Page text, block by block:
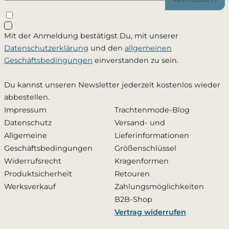
Ja, ich möchte - jederzeit widerruflich - per Mail
informiert werden, sobald dieses Produkt wieder
verfügbar ist. Meine Mailadresse wird ausschließlich
weitergegeben. DieDatenschutzerklärunghabe ich
zur Kenntnis genommen.
Rabatt erhalten
Benachrichtigung aktivieren
Mit der Anmeldung bestätigst Du, mit unserer
Datenschutzerklärung und den allgemeinen
Geschäftsbedingungen einverstanden zu sein.
Du kannst unseren Newsletter jederzeit kostenlos wieder
abbestellen.
Impressum
Datenschutz
Allgemeine
Geschäftsbedingungen
Widerrufsrecht
Produktsicherheit
Werksverkauf
Trachtenmode-Blog
Versand- und
Lieferinformationen
Größenschlüssel
Kragenformen
Retouren
Zahlungsmöglichkeiten
B2B-Shop
Vertrag widerrufen